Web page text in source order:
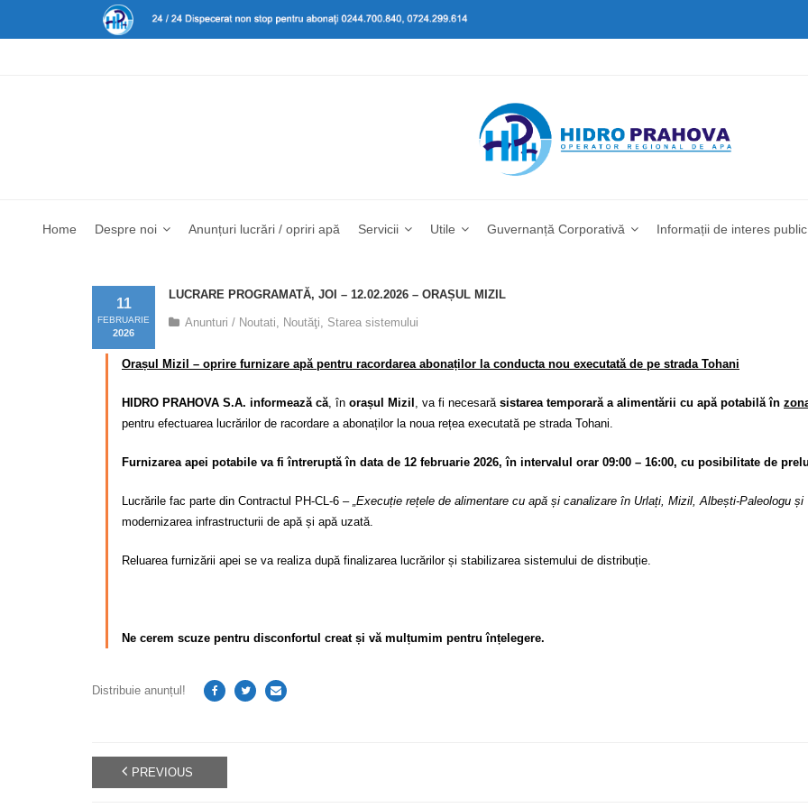
Home Despre noi Anunțuri lucrări / opriri apă Servicii Utile Guvernanță Corporativă Informații de interes public
LUCRARE PROGRAMATĂ, JOI – 12.02.2026 – ORAȘUL MIZIL
11
FEBRUARIE
2026
Anunturi / Noutati Noutăţi Starea sistemului
Orașul Mizil – oprire furnizare apă pentru racordarea abonaților la conducta nou executată de pe strada Tohani
HIDRO PRAHOVA S.A. informează că , în orașul Mizil , va fi necesară sistarea temporară a alimentării cu apă potabilă în
pentru efectuarea lucrărilor de racordare a abonaților la noua rețea executată pe strada Tohani.
Furnizarea apei potabile va fi întreruptă în data de 12 februarie 2026, în intervalul orar 09:00 – 16:00, cu posibilitate de
Lucrările fac parte din Contractul PH-CL-6 – „Execuție rețele de alimentare cu apă și canalizare în Urlați, Mizil, Albești-Paleologu și
modernizarea infrastructurii de apă și apă uzată.
Reluarea furnizării apei se va realiza după finalizarea lucrărilor și stabilizarea sistemului de distribuție.
Ne cerem scuze pentru disconfortul creat și vă mulțumim pentru înțelegere.
Distribuie anunțul!
PREVIOUS